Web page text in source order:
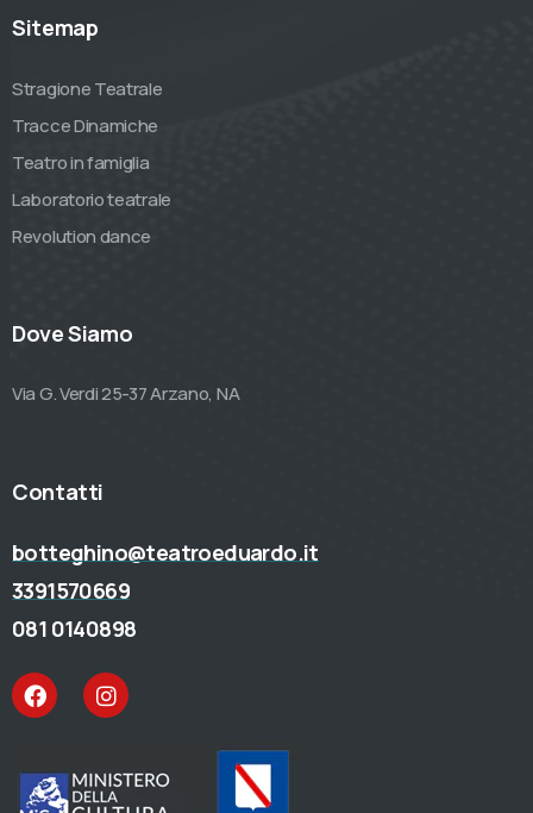
Sitemap
Stragione Teatrale
Tracce Dinamiche
Teatro in famiglia
Laboratorio teatrale
Revolution dance
Dove Siamo
Via G. Verdi 25-37 Arzano, NA
Contatti
botteghino@teatroeduardo.it
3391570669
081 0140898